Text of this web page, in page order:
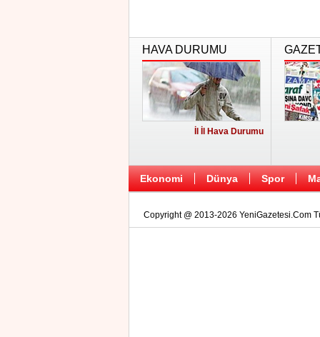
HAVA DURUMU
İl İl Hava Durumu
Ekonomi Dünya Spor
Copyright @ 2013-2026 YeniGazetesi.Com